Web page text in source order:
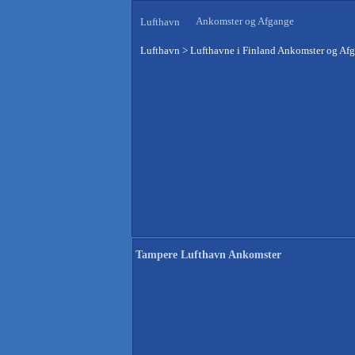
Lufthavn Ankomster og Afgange
Lufthavn > Lufthavne i Finland Ankomster og
Tampere Lufthavn Ankomster